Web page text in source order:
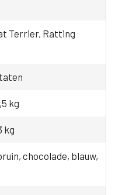
Terrier, Ratting
kg
kg
chocolade, blauw,